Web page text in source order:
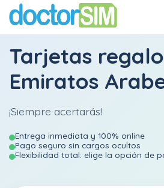
Tarjetas
Emiratos
¡Siempre acertarás!
Entrega inmediata y 100% online
Pago seguro sin cargos ocultos
Flexibilidad total: elige la opción de